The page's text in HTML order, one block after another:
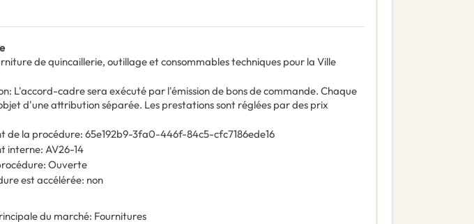
de quincaillerie, outillage et consommables techniques pour la Ville
: L'accord-cadre sera exécuté par l'émission de bons de commande. Chaque
d'une attribution séparée. Les prestations sont réglées par des prix
de la procédure: 65e192b9-3fa0-446f-84c5-cfc7186ede16
interne: AV26-14
: Ouverte
est accélérée: non
du marché: Fournitures